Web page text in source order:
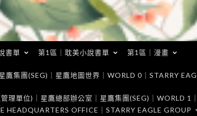
書單 第1區｜耽美小說書單 第1區｜漫畫
鷹集團(SEG)｜星鷹地圖世界｜WORLD 0｜STARRY
理單位)｜星鷹總部辦公室｜星鷹集團(SEG)｜WORLD
HEADQUARTERS OFFICE｜STARRY EAGLE GROUP